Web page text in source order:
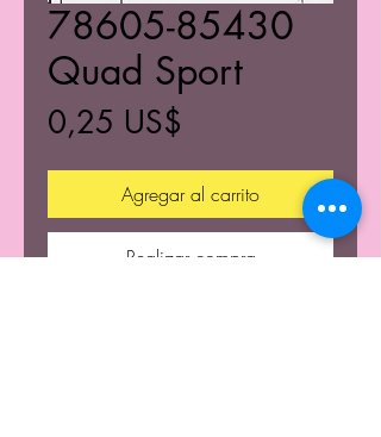
78605-85430
Quad Sport
0,25 US$
Agregar al carrito
Realizar compra